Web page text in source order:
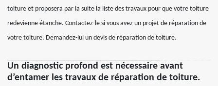
toiture et proposera par la suite la liste des travaux pour que votre toiture
redevienne étanche. Contactez-le si vous avez un projet de réparation de
votre toiture. Demandez-lui un devis de réparation de toiture.
Un diagnostic profond est nécessaire avant
d’entamer les travaux de réparation de toiture.